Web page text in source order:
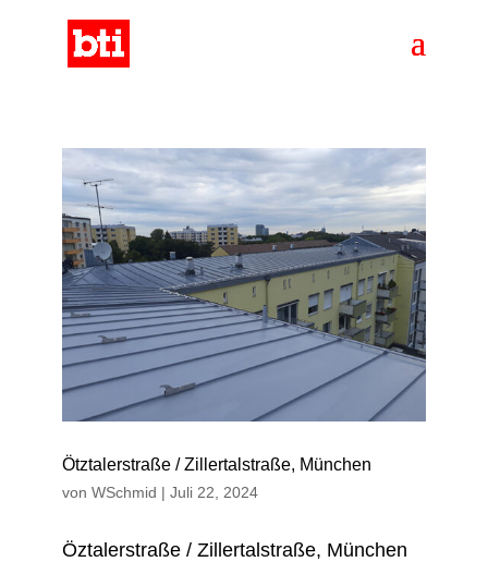
Ötztalerstraße / Zillertalstraße, München
von WSchmid | Juli 22, 2024
Öz­taler­straße / Ziller­talstraße, Mün­chen